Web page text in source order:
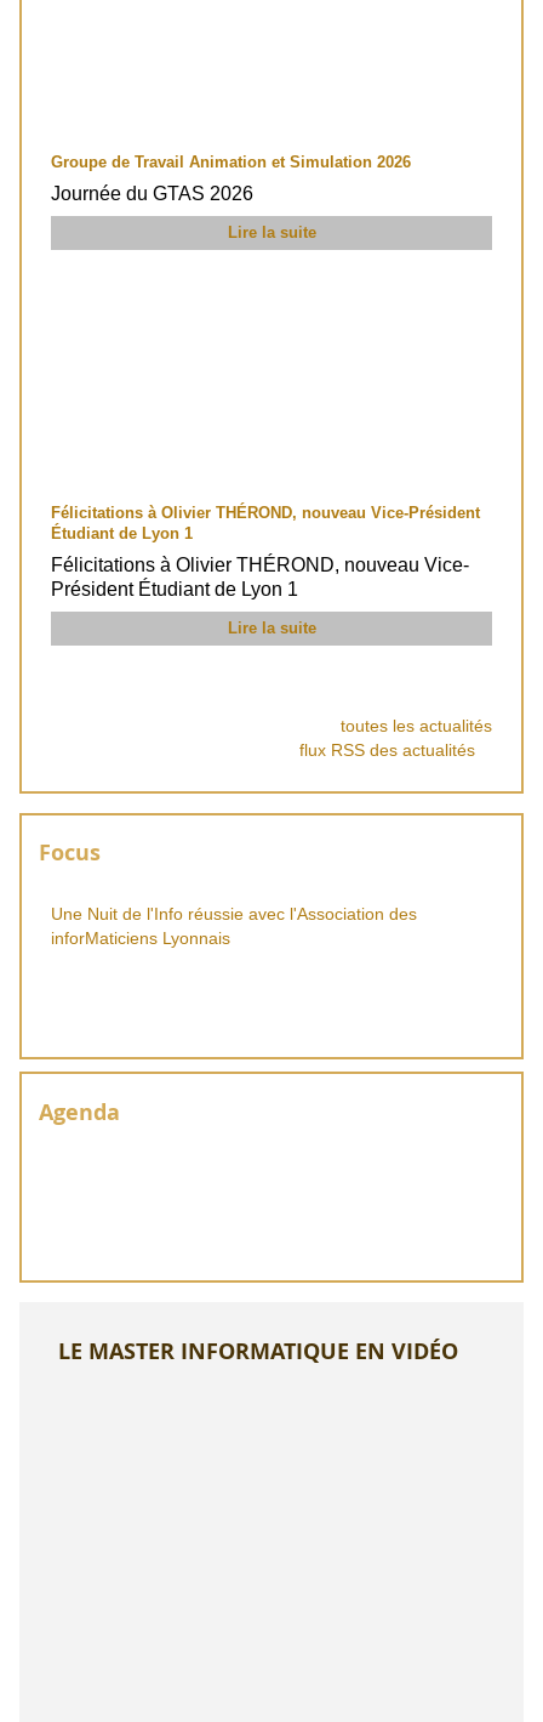
Groupe de Travail Animation et Simulation 2026
Journée du GTAS 2026
Lire la suite
Félicitations à Olivier THÉROND, nouveau Vice-Président
Étudiant de Lyon 1
Félicitations à Olivier THÉROND, nouveau Vice-
Président Étudiant de Lyon 1
Lire la suite
toutes les actualités
flux RSS des actualités
Focus
Une Nuit de l'Info réussie avec l'Association des
inforMaticiens Lyonnais
Agenda
LE MASTER INFORMATIQUE EN VIDÉO